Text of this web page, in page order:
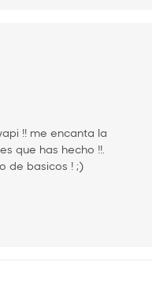
!! me encanta la
que has hecho !!.
de basicos ! ;)